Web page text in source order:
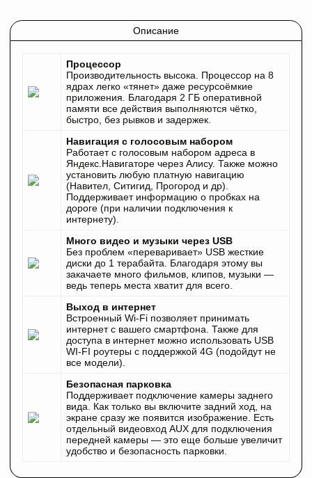
Описание
Процессор
Производительность высока. Процессор на 8
ядрах легко «тянет» даже ресурсоёмкие
приложения. Благодаря 2 ГБ оперативной
памяти все действия выполняются чётко,
быстро, без рывков и задержек.
Навигация с голосовым набором
Работает с голосовым набором адреса в
Яндекс.Навигаторе через Алису. Также можно
установить любую платную навигацию
(Навител, Ситигид, Прогород и др).
Поддерживает информацию о пробках на
дороге (при наличии подключения к
интернету).
Много видео и музыки через USB
Без проблем «переваривает» USB жесткие
диски до 1 терабайта. Благодаря этому вы
закачаете много фильмов, клипов, музыки —
ведь теперь места хватит для всего.
Выход в интернет
Встроенный Wi-Fi позволяет принимать
интернет с вашего смартфона. Также для
доступа в интернет можно использовать USB
WI-FI роутеры с поддержкой 4G (подойдут не
все модели).
Безопасная парковка
Поддерживает подключение камеры заднего
вида. Как только вы включите задний ход, на
экране сразу же появится изображение. Есть
отдельный видеовход AUX для подключения
передней камеры — это еще больше увеличит
удобство и безопасность парковки.